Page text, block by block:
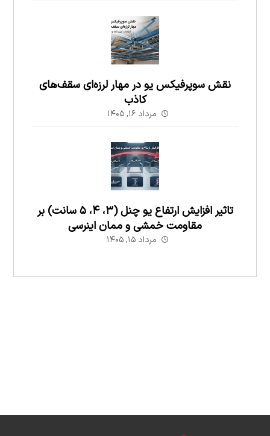
نقش سوپرفیکس یو در مهار لرزه‌ای سقف‌های
کاذب
مرداد ۱۶, ۱۴۰۵
تاثیر افزایش ارتفاع یو چنل (۳، ۴، ۵ سانت) بر
مقاومت خمشی و ممان اینرسی
مرداد ۱۵, ۱۴۰۵